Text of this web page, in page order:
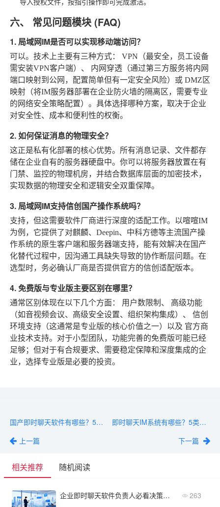
六、 常见问题模块 (FAQ)
1. 局域网IM是否可以实现移动端访问？
可以。技术上主要有三种方式： VPN （最安全，员工设备
需安装VPN客户端）、 内网穿透 （通过第三方服务将内网
端口映射到公网，配置简单但有一定安全风险）或 DMZ区
映射 （将IM服务器部署在企业防火墙的隔离区，需要专业
的网络安全策略配置）。具体选择哪种方案，取决于企业
对安全性、成本和便利性的权衡。
2. 如何保证消息的物理安全？
这正是私有化部署的核心优势。所有消息记录、文件都存
储在企业自有的服务器硬盘中。你可以将服务器放置在有
门禁、监控的物理机房，并结合数据库层面的加密技术，
实现数据的物理安全和逻辑安全双重保障。
3. 局域网IM支持信创国产操作系统吗？
支持，但这需要软件厂商进行深度的适配工作。以喧喧IM
为例，它提供了对麒麟、Deepin、中科方德等主流国产操
作系统的原生客户端和服务器端支持，能有效解决在国产
化替代过程中，因沟通工具缺失导致的协作断层问题。在
选型时，务必确认厂商是否提供官方的信创适配版本。
4. 免费版与专业版主要区别在哪里？
通常区别体现在以下几个方面： 用户数限制 、 高级功能
（如音视频会议、高级安全设置、组织架构集成）、 信创
环境支持 （这通常是专业版的核心价值之一）以及 官方商
业技术支持。对于小型团队，功能完善的免费版可能已经
足够；但对于有合规要求、需要稳定保障和深度集成的企
业，选择专业版是必要的投资。
国产即时聊天软件有哪些？5大替代品牌深度评测
上一篇
即时聊天IM系统有哪些？5类主流产品盘点与选择建议
下一篇
相关推荐 随机阅读
企业即时聊天软件负责人必看决策清单 263